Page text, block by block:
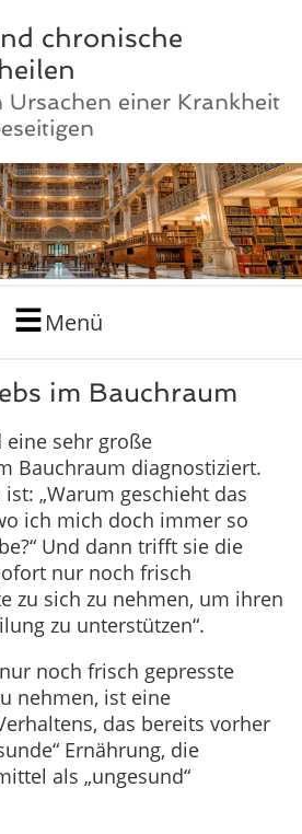
chronische
Ursachen einer Krankheit
Menü
im Bauchraum
eine sehr große
Bauchraum diagnostiziert.
„Warum geschieht das
ich mich doch immer so
Und dann trifft sie die
nur noch frisch
zu sich zu nehmen, um ihren
zu unterstützen“.
noch frisch gepresste
nehmen, ist eine
das bereits vorher
Ernährung, die
als „ungesund“